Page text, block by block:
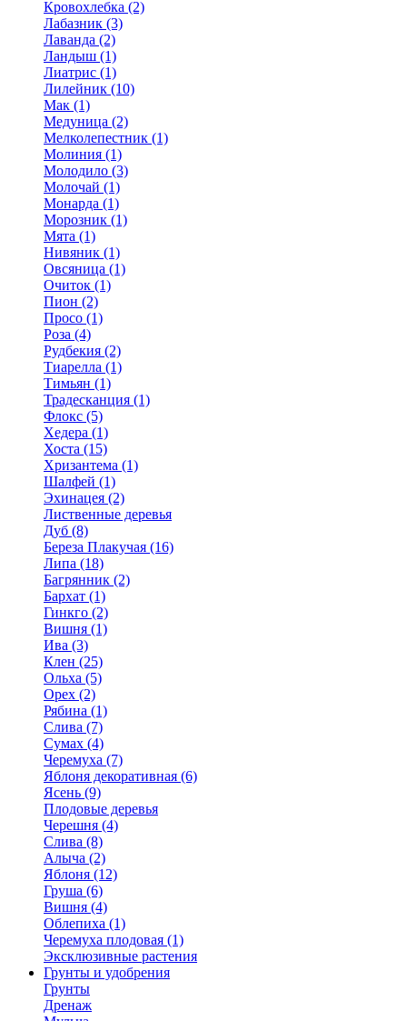
Кровохлебка (2)
Лабазник (3)
Лаванда (2)
Ландыш (1)
Лиатрис (1)
Лилейник (10)
Мак (1)
Медуница (2)
Мелколепестник (1)
Молиния (1)
Молодило (3)
Молочай (1)
Монарда (1)
Морозник (1)
Мята (1)
Нивяник (1)
Овсяница (1)
Очиток (1)
Пион (2)
Просо (1)
Роза (4)
Рудбекия (2)
Тиарелла (1)
Тимьян (1)
Традесканция (1)
Флокс (5)
Хедера (1)
Хоста (15)
Хризантема (1)
Шалфей (1)
Эхинацея (2)
Лиственные деревья
Дуб (8)
Береза Плакучая (16)
Липа (18)
Багрянник (2)
Бархат (1)
Гинкго (2)
Вишня (1)
Ива (3)
Клен (25)
Ольха (5)
Орех (2)
Рябина (1)
Слива (7)
Сумах (4)
Черемуха (7)
Яблоня декоративная (6)
Ясень (9)
Плодовые деревья
Черешня (4)
Слива (8)
Алыча (2)
Яблоня (12)
Груша (6)
Вишня (4)
Облепиха (1)
Черемуха плодовая (1)
Эксклюзивные растения
Грунты и удобрения
Грунты
Дренаж